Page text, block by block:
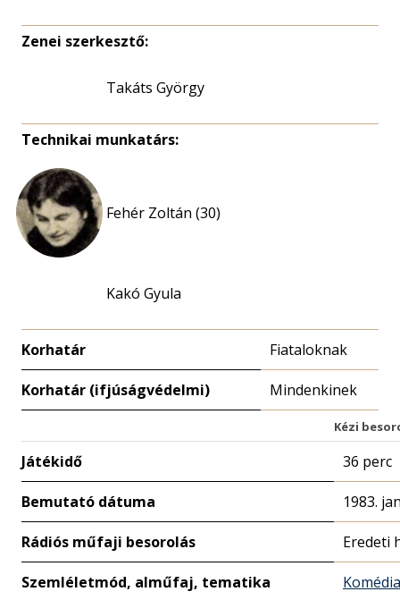
Zenei szerkesztő:
Takáts György
Technikai munkatárs:
Fehér Zoltán (30)
Kakó Gyula
Korhatár Fiataloknak
Korhatár (ifjúságvédelmi) Mindenkinek
Kézi
Játékidő 36 perc
Bemutató dátuma 1983.
Rádiós műfaji besorolás Eredeti
Szemléletmód, alműfaj, tematika Komédia